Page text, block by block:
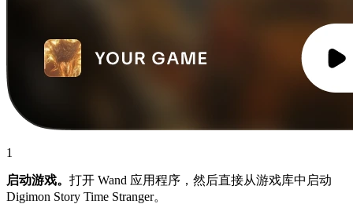
1
启动游戏。 打开 Wand 应用程序，然后直接从游戏库中启动
Digimon Story Time Stranger。